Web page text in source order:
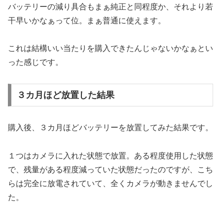
バッテリーの減り具合もまぁ純正と同程度か、それより若
干早いかなぁって位。まぁ普通に使えます。
これは結構いい当たりを購入できたんじゃないかなぁとい
った感じです。
３カ月ほど放置した結果
購入後、３カ月ほどバッテリーを放置してみた結果です。
１つはカメラに入れた状態で放置。ある程度使用した状態
で、残量がある程度減っていた状態だったのですが、こち
らは完全に放電されていて、全くカメラが動きませんでし
た。